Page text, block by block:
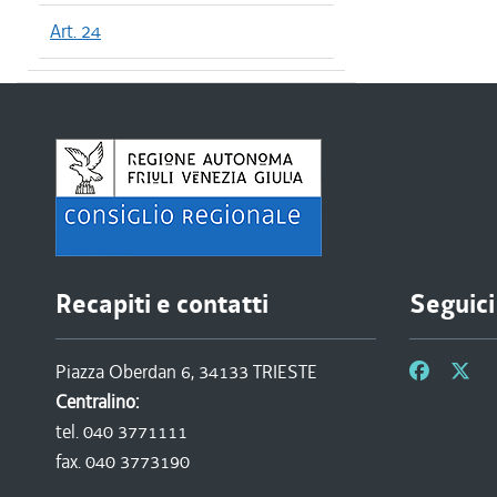
Art. 24
Recapiti e contatti
Piazza Oberdan 6, 34133 TRIESTE
Centralino:
tel. 040 3771111
fax. 040 3773190